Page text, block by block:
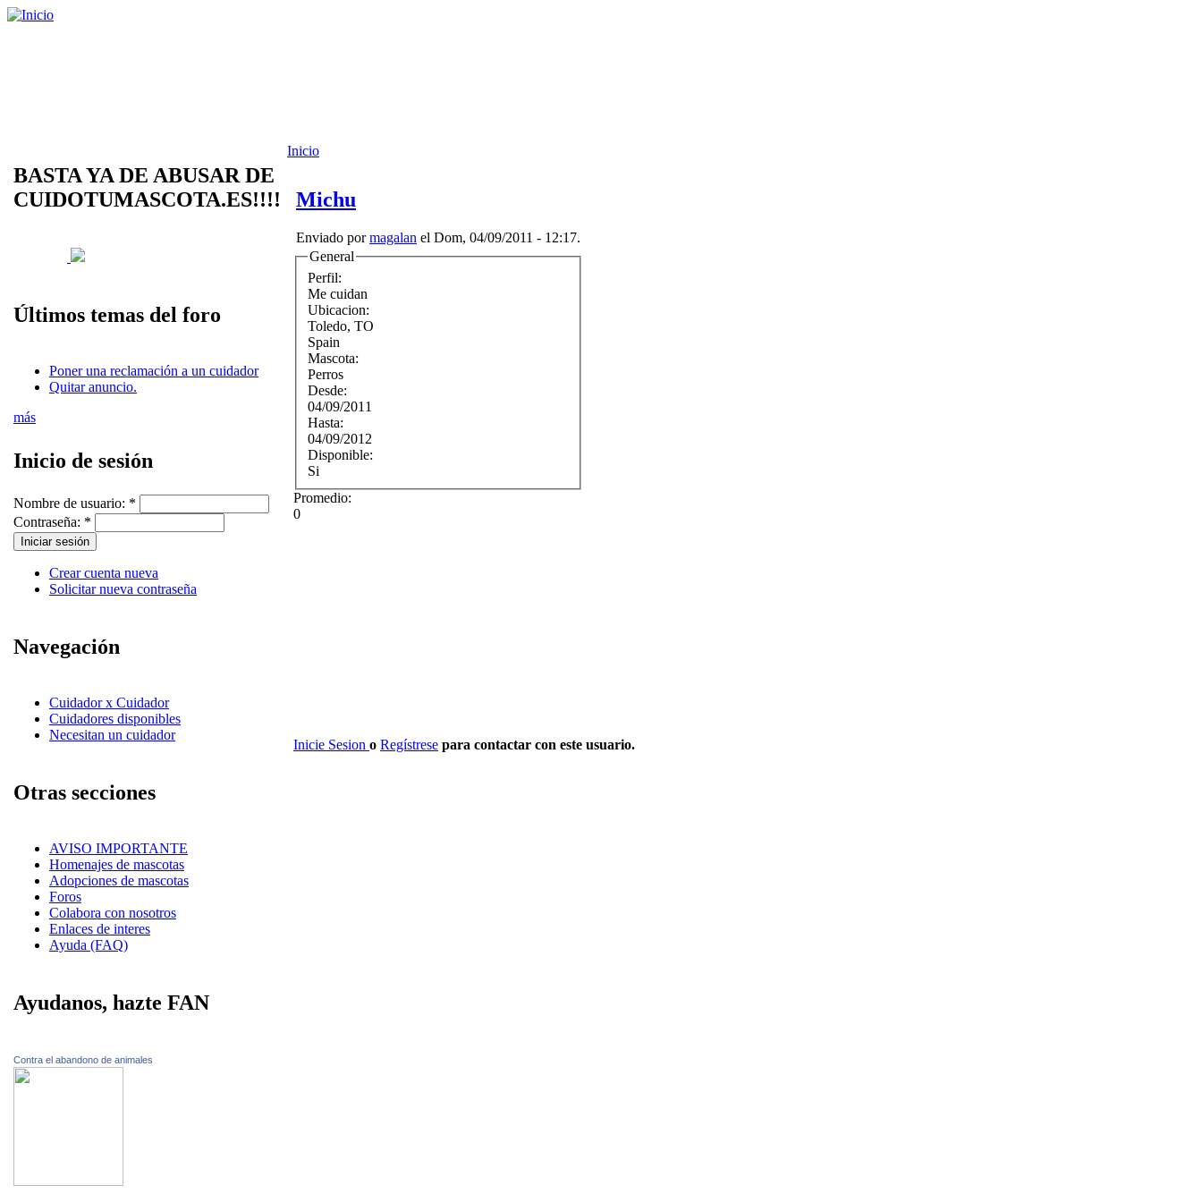
BASTA YA DE ABUSAR DE
CUIDOTUMASCOTA.ES!!!!
Últimos temas del foro
Poner una reclamación a un cuidador
Quitar anuncio.
más
Inicio de sesión
Nombre de usuario: *
Contraseña: *
Crear cuenta nueva
Solicitar nueva contraseña
Navegación
Cuidador x Cuidador
Cuidadores disponibles
Necesitan un cuidador
Otras secciones
AVISO IMPORTANTE
Homenajes de mascotas
Adopciones de mascotas
Foros
Colabora con nosotros
Enlaces de interes
Ayuda (FAQ)
Ayudanos, hazte FAN
Contra el abandono de animales
Inicio
Michu
Enviado pormagalan el Dom, 04/09/2011 - 12:17.
General
Perfil:
Me cuidan
Ubicacion:
Toledo, TO
Spain
Mascota:
Perros
Desde:
04/09/2011
Hasta:
04/09/2012
Disponible:
Si
Promedio:
0
Inicie Sesion o Regístrese para contactar con este usuario.